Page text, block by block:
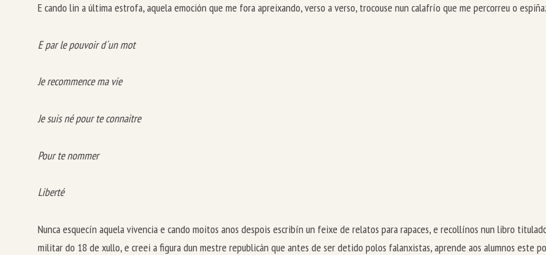
E cando lin a última estrofa, aquela emoción que me fora apreixando, verso a verso, trocouse nun calafrío que me percorreu o
E par le pouvoir d´un mot
Je recommence ma vie
Je suis né pour te connaitre
Pour te nommer
Liberté
Nunca esquecín aquela vivencia e cando moitos anos despois escribín un feixe de relatos para rapaces, e recollínos nun libro
militar do 18 de xullo, e creei a figura dun mestre republicán que antes de ser detido polos falanxistas, aprende aos alumnos este